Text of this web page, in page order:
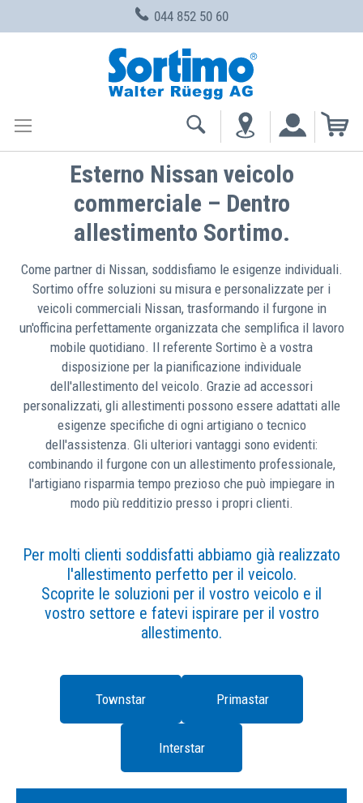
044 852 50 60
Esterno Nissan veicolo
commerciale – Dentro
allestimento Sortimo.
Come partner di Nissan, soddisfiamo le esigenze individuali.
Sortimo offre soluzioni su misura e personalizzate per i
veicoli commerciali Nissan, trasformando il furgone in
un'officina perfettamente organizzata che semplifica il lavoro
mobile quotidiano. Il referente Sortimo è a vostra
disposizione per la pianificazione individuale
dell'allestimento del veicolo. Grazie ad accessori
personalizzati, gli allestimenti possono essere adattati alle
esigenze specifiche di ogni artigiano o tecnico
dell'assistenza. Gli ulteriori vantaggi sono evidenti:
combinando il furgone con un allestimento professionale,
l'artigiano risparmia tempo prezioso che può impiegare in
modo più redditizio presso i propri clienti.
Per molti clienti soddisfatti abbiamo già realizzato
l'allestimento perfetto per il veicolo.
Scoprite le soluzioni per il vostro veicolo e il
vostro settore e fatevi ispirare per il vostro
allestimento.
Townstar Primastar
Interstar